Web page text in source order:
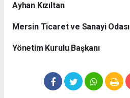
Ayhan Kızıltan
Mersin Ticaret ve Sanayi Odası
Yönetim Kurulu Başkanı